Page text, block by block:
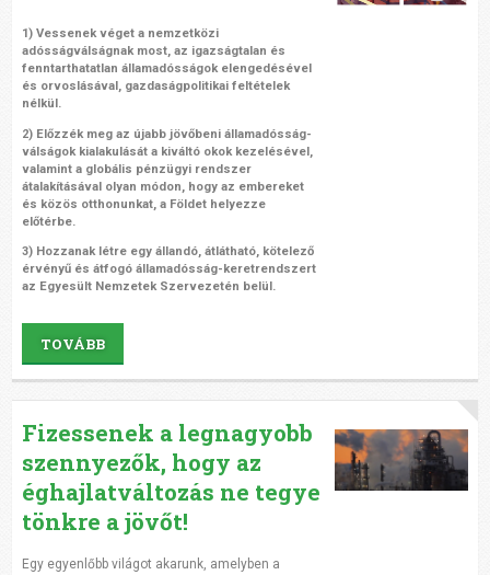
1) Vessenek véget a nemzetközi
adósságválságnak most, az igazságtalan és
fenntarthatatlan államadósságok elengedésével
és orvoslásával, gazdaságpolitikai feltételek
nélkül.
2) Előzzék meg az újabb jövőbeni államadósság-
válságok kialakulását a kiváltó okok kezelésével,
valamint a globális pénzügyi rendszer
átalakításával olyan módon, hogy az embereket
és közös otthonunkat, a Földet helyezze
előtérbe.
3) Hozzanak létre egy állandó, átlátható, kötelező
érvényű és átfogó államadósság-keretrendszert
az Egyesült Nemzetek Szervezetén belül.
TOVÁBB
Fizessenek a legnagyobb
szennyezők, hogy az
éghajlatváltozás ne tegye
tönkre a jövőt!
Egy egyenlőbb világot akarunk, amelyben a